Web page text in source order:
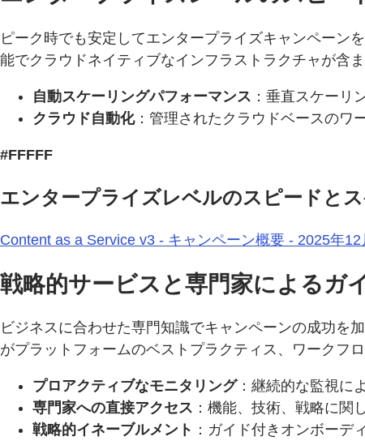
ピーク時でも安定してエンタープライズキャンペーン
能でクラウドネイティブなインフラストラクチャが含ま
自動スケーリングパフォーマンス ：垂直スケーリ
クラウド自動化：管理されたクラウドベースのワ
#FFFFF
エンタープライズレベルのスピードと
Content as a Service v3 - キャンペーン概要 - 2025年
戦略的サービスと専門家によるガ
ビジネスに合わせた専門知識でキャンペーンの成功を
がプラットフォームのベストプラクティス、ワークフ
プロアクティブなモニタリング：継続的な監視に
専門家への直接アクセス ：機能、技術、戦略に関
戦略的イネーブルメント ：ガイド付きオンボーデ